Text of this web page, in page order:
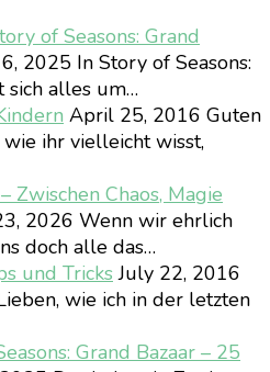
of Seasons: Grand
2025 In Story of Seasons:
sich alles um…
April 25, 2016 Guten
ihr vielleicht wisst,
Zwischen Chaos, Magie
2026 Wenn wir ehrlich
doch alle das…
und TricksJuly 22, 2016
wie ich in der letzten
Grand Bazaar – 25